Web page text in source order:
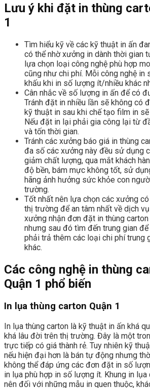
Lưu ý khi đặt in thùng
1
Tìm hiểu kỹ về các kỹ thuật in ấn
có thể nhờ xưởng in dành thời gian
lựa chọn loại công nghệ phù hợp
cũng như chi phí. Mỗi công nghệ in
khấu khi in số lượng ít/nhiều khác
Cân nhắc về số lượng in ấn để có
Tránh đặt in nhiều lần sẽ không có
kỹ thuật in sau khi chế tạo film in
Nếu đặt in lại phải gia công lại từ
và tốn thời gian.
Tránh các xưởng báo giá in thùng
đa số các xưởng này đều sử dụng
giảm chất lượng, qua mắt khách
độ bền, bám mực không tốt, sử
hãng ảnh hưởng sức khỏe con
trường.
Tốt nhất nên lựa chọn các xưởng
thị trường để an tâm nhất về dịch
xưởng nhận đơn đặt in thùng
nhưng sau đó tìm đến trung gian
phải trả thêm các loại chi phí trung
khác.
Các công nghệ in thùng
Quận 1 phổ biến
In lụa thùng carton Quận 1
In lụa thùng carton là kỹ thuật in ấn khá
khá lâu đời trên thị trường. Đây là một
trực tiếp có giá thành rẻ. Tuy nhiên kỹ
nếu hiện đại hơn là bán tự động nhưng
không thể đáp ứng các đơn đặt in số
in lụa phù hợp in số lượng ít. Khung in
nên đối với những mẫu in quen thuộc,